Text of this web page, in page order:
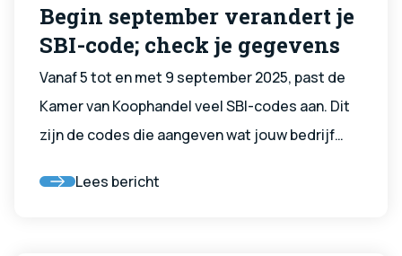
Begin september verandert je
SBI-code; check je gegevens
Vanaf 5 tot en met 9 september 2025, past de
Kamer van Koophandel veel SBI-codes aan. Dit
zijn de codes die aangeven wat jouw bedrijf
Lees bericht